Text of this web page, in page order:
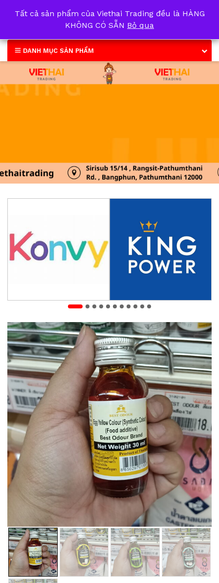
DANH MỤC SẢN PHẨM
Tất cả sản phẩm của Viethai Trading đều là HÀNG
KHÔNG CÓ SẴN Bỏ qua